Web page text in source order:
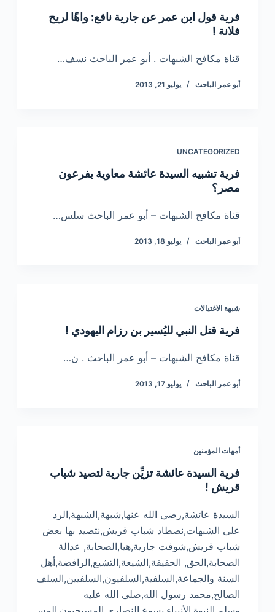
فرية قول ابن عمر عن جارية نافع: واهًا لريح
فلانة !
قناة مكافح الشبهات . أبو عمر الباحث نسف…
أبو عمر الباحث يوليو 21, 2013
UNCATEGORIZED
فرية تشبيه السيدة عائشة معاوية بفرعون
مصر؟
قناة مكافح الشبهات – أبو عمر الباحث سلس…
أبو عمر الباحث يوليو 18, 2013
شبهة الاغتيالات
فرية قتل النبي لليُسير بن رزام اليهودي !
قناة مكافح الشبهات – أبو عمر الباحث . ن…
أبو عمر الباحث يوليو 17, 2013
أمهات المؤمنين
فرية السيدة عائشة تزيِّن جارية لتصيد شباب
قريش !
السيدة عائشة,رضي الله عنها,شبهة,الشبهة,الرد
على الشبهات,نصطاد شباب قريش,نتصيد بها بعض
شباب قريش,شوفت جارية,هيا,الصحابة, عدالة
الصحابة,الحق, الحقيقة,الشيعة,التشيع,الرافضة,أهل
السنة والجماعة,السلفية,السلفيون,السلفيين,السلف
الصالح,محمد رسول الله,صلى الله عليه